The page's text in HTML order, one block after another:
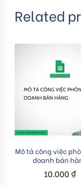
Related
Add to cart
Mô tả công việc
doanh bán
10.000₫